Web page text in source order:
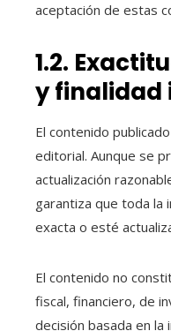
aceptación de estas
1.2.
y
El contenido
editorial. Aunque se
actualización
garantiza que toda la
exacta o esté
El contenido no
fiscal, financiero, de
decisión basada en la